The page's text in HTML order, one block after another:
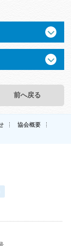
前へ戻る
協会概要